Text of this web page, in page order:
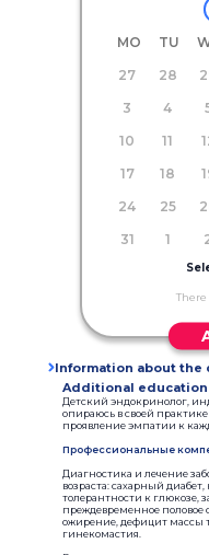
MO TU
27
28
3
4
10
11
17
18
24
25
31
1
Information about the
Additional education
Детский эндокринолог,
опираюсь в своей
проявление эмпатии к
Профессиональные
Диагностика и лечение
возраста: сахарный
толерантности к глюкозе,
преждевременное половое
ожирение, дефицит массы
гинекомастия.